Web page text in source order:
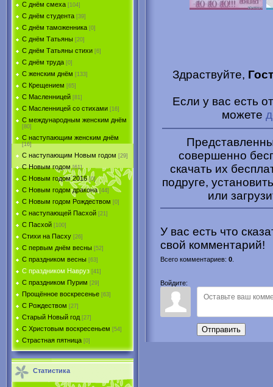
С днём смеха [104]
С днём студента [39]
С днём таможенника [0]
С днём Татьяны [20]
С днём Татьяны стихи [6]
С днём труда [0]
С женским днём [133]
С Крещением [65]
С Масленницей [81]
С Масленницей со стихами [16]
С международным женским днём
[80]
С наступающим женским днём
[16]
С наступающим Новым годом [29]
С Новым годом [61]
С Новым годом 2016 [0]
С Новым годом дракона [44]
С Новым годом Рождеством [0]
С наступающей Пасхой [21]
С Пасхой [100]
Стихи на Пасху [26]
С первым днём весны [52]
С праздником весны [63]
С праздником Навруз [41]
С праздником Пурим [29]
Прощённое воскресенье [63]
С Рождеством [27]
Старый Новый год [27]
С Христовым воскресеньем [54]
Страстная пятница [0]
Статистика
Здраствуйте,
Если у вас есть
можете
совершенно
скачать их
подруге,
или
У вас есть что
свой комментарий!
Всего комментариев: 0
Войдите:
Отправить